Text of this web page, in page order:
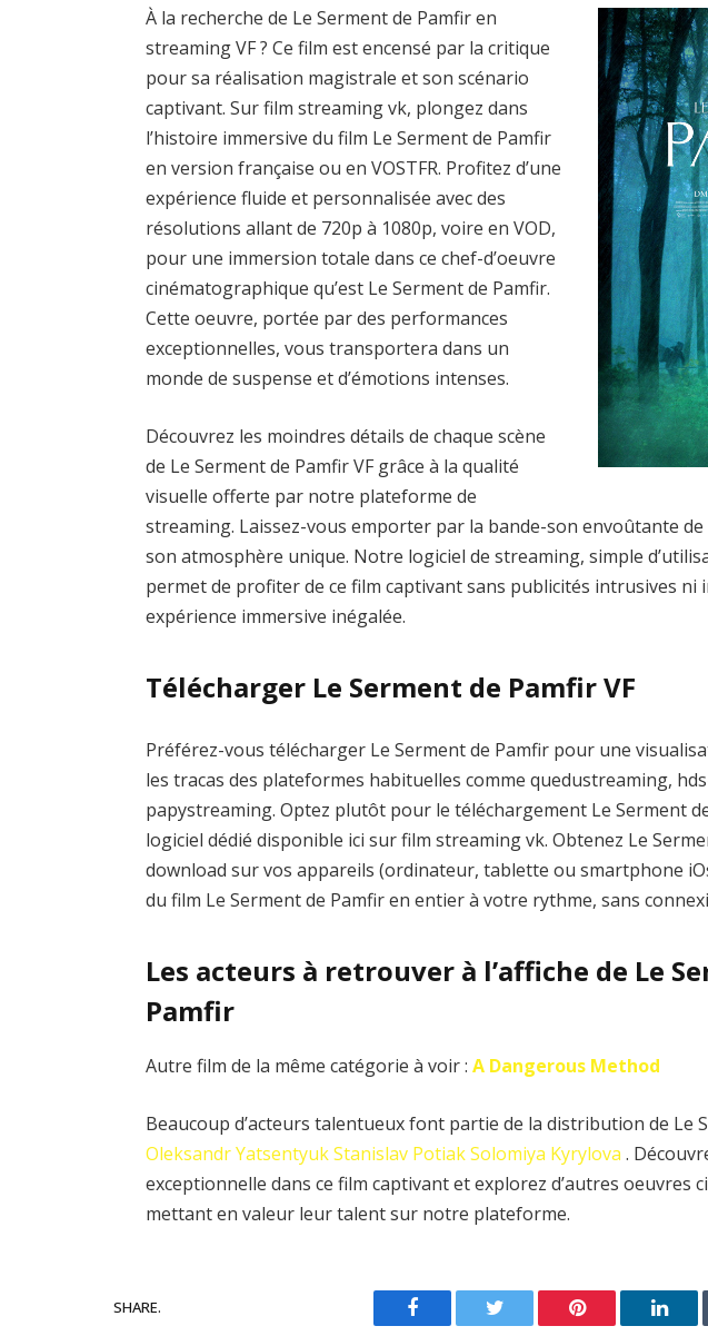
À la recherche de Le Serment de Pamfir en
streaming VF ? Ce film est encensé par la critique
pour sa réalisation magistrale et son scénario
captivant. Sur film streaming vk, plongez dans
l’histoire immersive du film Le Serment de Pamfir
en version française ou en VOSTFR. Profitez d’une
expérience fluide et personnalisée avec des
résolutions allant de 720p à 1080p, voire en VOD,
pour une immersion totale dans ce chef-d’oeuvre
cinématographique qu’est Le Serment de Pamfir.
Cette oeuvre, portée par des performances
exceptionnelles, vous transportera dans un
monde de suspense et d’émotions intenses.
Découvrez les moindres détails de chaque scène
de Le Serment de Pamfir VF grâce à la qualité
visuelle offerte par notre plateforme de
streaming. Laissez-vous emporter par la bande-son envoûtante
son atmosphère unique. Notre logiciel de streaming, simple
permet de profiter de ce film captivant sans publicités intrusives
expérience immersive inégalée.
Télécharger Le Serment de Pamfir VF
Préférez-vous télécharger Le Serment de Pamfir pour une
les tracas des plateformes habituelles comme quedustreaming,
papystreaming. Optez plutôt pour le téléchargement Le Serment
logiciel dédié disponible ici sur film streaming vk. Obtenez Le
download sur vos appareils (ordinateur, tablette ou smartphone
du film Le Serment de Pamfir en entier à votre rythme, sans
Les acteurs à retrouver à l’affiche de Le
Pamfir
Autre film de la même catégorie à voir :A Dangerous Method
Beaucoup d’acteurs talentueux font partie de la distribution de Le
Oleksandr Yatsentyuk Stanislav Potiak Solomiya Kyrylova .
exceptionnelle dans ce film captivant et explorez d’autres oeuvres
mettant en valeur leur talent sur notre plateforme.
SHARE.
Facebook Twitter Pinterest